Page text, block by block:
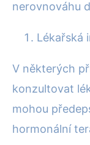
nerovnováhu
Lékařská
V některých
konzultovat
mohou
hormonální